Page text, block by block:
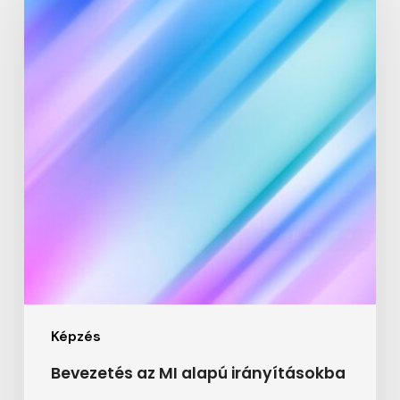
Képzés
alapú
irányításokba
Bevezetés az MI alapú irányításokba